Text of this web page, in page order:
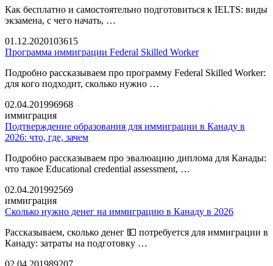
Как бесплатно и самостоятельно подготовиться к IELTS: виды
экзамена, с чего начать, …
01.12.2020103615
Программа иммиграции Federal Skilled Worker
Подробно рассказываем про программу Federal Skilled Worker:
для кого подходит, сколько нужно …
02.04.201996968
иммиграция
Подтверждение образования для иммиграции в Канаду в
2026: что, где, зачем
Подробно рассказываем про эвалюацию диплома для Канады:
что такое Educational credential assessment, …
02.04.201992569
иммиграция
Сколько нужно денег на иммиграцию в Канаду в 2026
Рассказываем, сколько денег 💵 потребуется для иммиграции в
Канаду: затраты на подготовку …